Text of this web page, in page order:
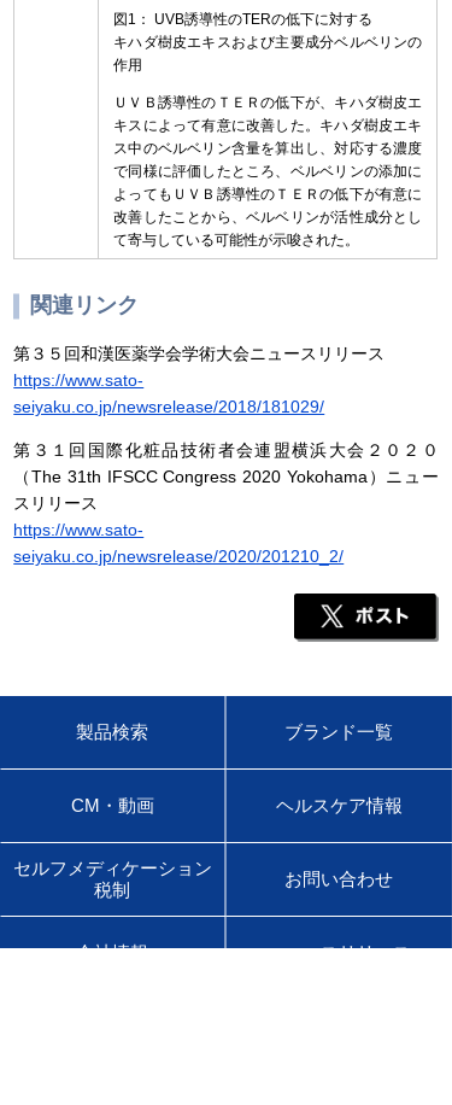
図1： UVB誘導性のTERの低下に対する
キハダ樹皮エキスおよび主要成分ベルベリンの
作用
ＵＶＢ誘導性のＴＥＲの低下が、キハダ樹皮エ
キスによって有意に改善した。キハダ樹皮エキ
ス中のベルベリン含量を算出し、対応する濃度
で同様に評価したところ、ベルベリンの添加に
よってもＵＶＢ誘導性のＴＥＲの低下が有意に
改善したことから、ベルベリンが活性成分とし
て寄与している可能性が示唆された。
関連リンク
第３５回和漢医薬学会学術大会ニュースリリース
https://www.sato-
seiyaku.co.jp/newsrelease/2018/181029/
第３１回国際化粧品技術者会連盟横浜大会２０２０
（The 31th IFSCC Congress 2020 Yokohama）ニュー
スリリース
https://www.sato-
seiyaku.co.jp/newsrelease/2020/201210_2/
製品検索 ブランド一覧
CM・動画 ヘルスケア情報
セルフメディケーション
税制
お問い合わせ
会社情報 ニュースリリース